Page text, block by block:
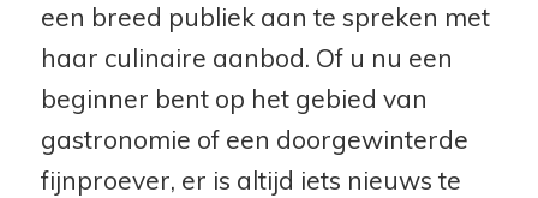
een breed publiek aan te spreken met
haar culinaire aanbod. Of u nu een
beginner bent op het gebied van
gastronomie of een doorgewinterde
fijnproever, er is altijd iets nieuws te